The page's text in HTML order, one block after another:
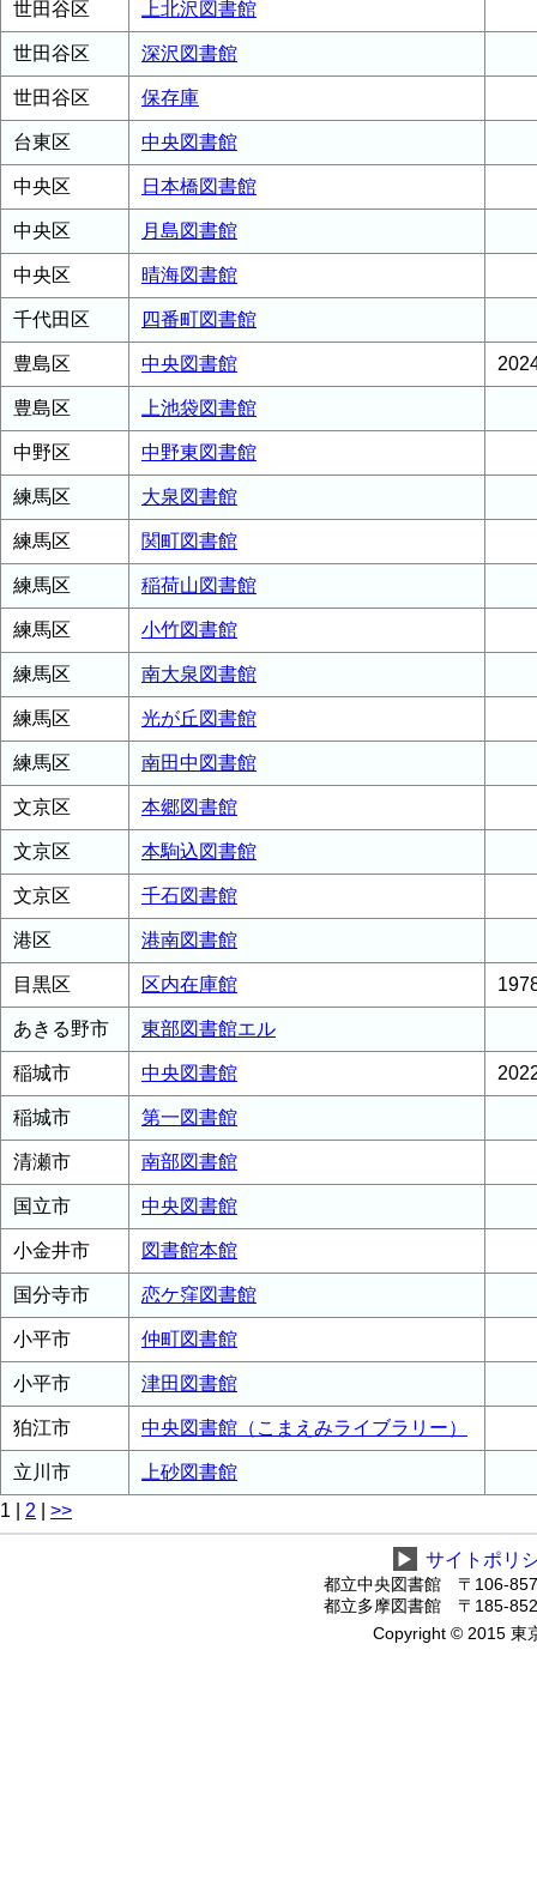
世田谷区 上北沢図書館
世田谷区 深沢図書館
世田谷区 保存庫
台東区 中央図書館
中央区 日本橋図書館
中央区 月島図書館
中央区 晴海図書館
千代田区 四番町図書館
豊島区 中央図書館
豊島区 上池袋図書館
中野区 中野東図書館
練馬区 大泉図書館
練馬区 関町図書館
練馬区 稲荷山図書館
練馬区 小竹図書館
練馬区 南大泉図書館
練馬区 光が丘図書館
練馬区 南田中図書館
文京区 本郷図書館
文京区 本駒込図書館
文京区 千石図書館
港区 港南図書館
目黒区 区内在庫館
あきる野市 東部図書館エル
稲城市 中央図書館
稲城市 第一図書館
清瀬市 南部図書館
国立市 中央図書館
小金井市 図書館本館
国分寺市 恋ケ窪図書館
小平市 仲町図書館
小平市 津田図書館
狛江市 中央図書館（こまえみライブラリー）
立川市
上砂図書館
1
2 >>
▶ サイトポリ
都立中央図書館 〒106-
都立多摩図書館 〒185-
Copyright © 2015 東